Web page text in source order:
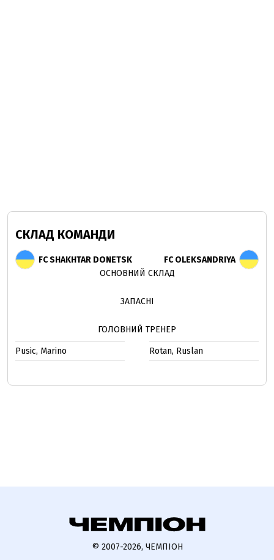
СКЛАД КОМАНДИ
FC SHAKHTAR DONETSK
FC OLEKSANDRIYA
ОСНОВНИЙ СКЛАД
ЗАПАСНІ
ГОЛОВНИЙ ТРЕНЕР
Pusic, Marino Rotan, Ruslan
© 2007-2026, ЧЕМПІОН